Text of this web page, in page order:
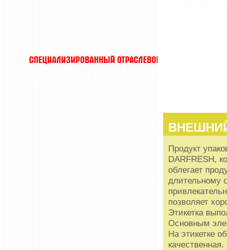
Продукт
DARFRESH,
облегает
длительному
позволяет
Этикетка
Основным
На этикетке